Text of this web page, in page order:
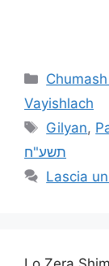
Vayishlach
Gilyan,
תשע"ח
Lascia